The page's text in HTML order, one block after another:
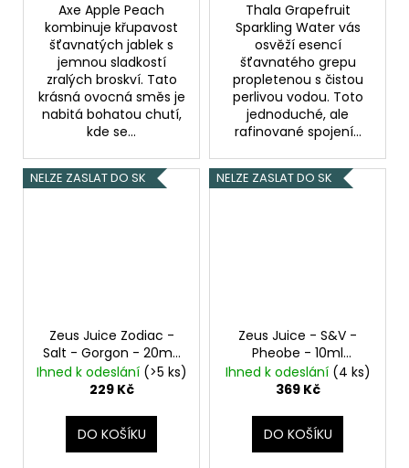
Axe Apple Peach
kombinuje křupavost
šťavnatých jablek s
jemnou sladkostí
zralých broskví. Tato
krásná ovocná směs je
nabitá bohatou chutí,
kde se...
Thala Grapefruit
Sparkling Water vás
osvěží esencí
šťavnatého grepu
propletenou s čistou
perlivou vodou. Toto
jednoduché, ale
rafinované spojení...
NELZE ZASLAT DO SK
Zeus Juice Zodiac -
Salt - Gorgon - 20mg
Broskev, Malina
Ihned k odeslání (>5 ks)
229 Kč
DO KOŠÍKU
NELZE ZASLAT DO SK
Zeus Juice - S&V -
Pheobe - 10ml
Vanilkovo-skořicový
cheesecake
Ihned k odeslání (4 ks)
369 Kč
DO KOŠÍKU